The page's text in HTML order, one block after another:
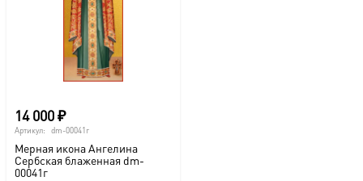
14 000₽
Артикул: dm-00041г
Мерная икона Ангелина
Сербская блаженная dm-
00041г